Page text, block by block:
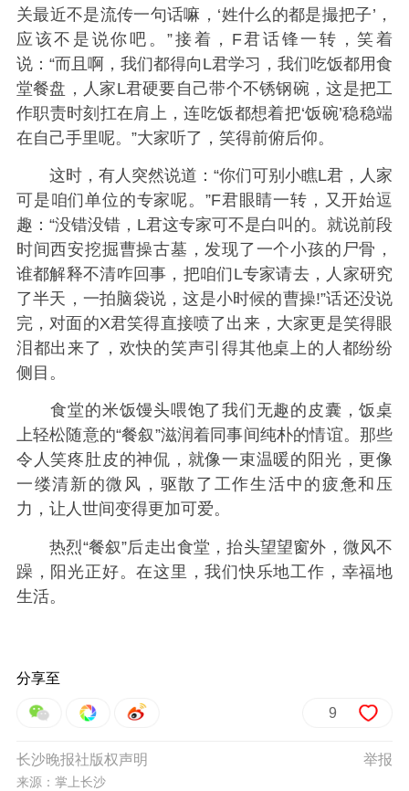
关最近不是流传一句话嘛，‘姓什么的都是撮把子’，
应该不是说你吧。”接着，F君话锋一转，笑着
说：“而且啊，我们都得向L君学习，我们吃饭都用食
堂餐盘，人家L君硬要自己带个不锈钢碗，这是把工
作职责时刻扛在肩上，连吃饭都想着把‘饭碗’稳稳端
在自己手里呢。”大家听了，笑得前俯后仰。
这时，有人突然说道：“你们可别小瞧L君，人家
可是咱们单位的专家呢。”F君眼睛一转，又开始逗
趣：“没错没错，L君这专家可不是白叫的。就说前段
时间西安挖掘曹操古墓，发现了一个小孩的尸骨，
谁都解释不清咋回事，把咱们L专家请去，人家研究
了半天，一拍脑袋说，这是小时候的曹操!”话还没说
完，对面的X君笑得直接喷了出来，大家更是笑得眼
泪都出来了，欢快的笑声引得其他桌上的人都纷纷
侧目。
食堂的米饭馒头喂饱了我们无趣的皮囊，饭桌
上轻松随意的“餐叙”滋润着同事间纯朴的情谊。那些
令人笑疼肚皮的神侃，就像一束温暖的阳光，更像
一缕清新的微风，驱散了工作生活中的疲惫和压
力，让人世间变得更加可爱。
热烈“餐叙”后走出食堂，抬头望望窗外，微风不
躁，阳光正好。在这里，我们快乐地工作，幸福地
生活。
分享至
9
举报
长沙晚报社版权声明
来源：掌上长沙